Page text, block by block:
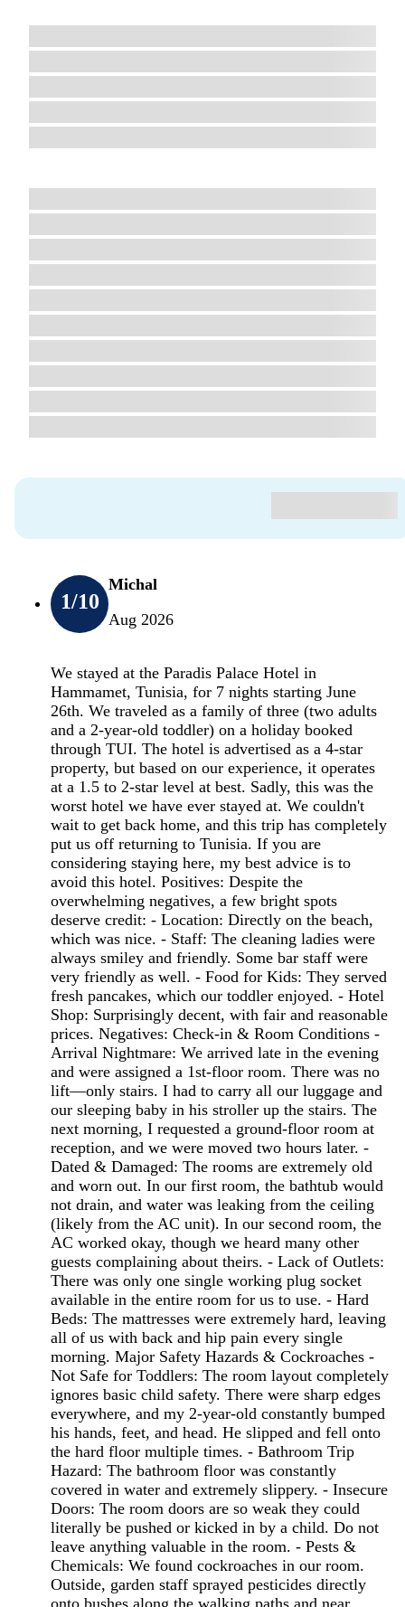
1/10
Michal
Aug 2026
We stayed at the Paradis Palace Hotel in
Hammamet, Tunisia, for 7 nights starting June
26th. We traveled as a family of three (two adults
and a 2-year-old toddler) on a holiday booked
through TUI. The hotel is advertised as a 4-star
property, but based on our experience, it operates
at a 1.5 to 2-star level at best. Sadly, this was the
worst hotel we have ever stayed at. We couldn't
wait to get back home, and this trip has completely
put us off returning to Tunisia. If you are
considering staying here, my best advice is to
avoid this hotel. Positives: Despite the
overwhelming negatives, a few bright spots
deserve credit: - Location: Directly on the beach,
which was nice. - Staff: The cleaning ladies were
always smiley and friendly. Some bar staff were
very friendly as well. - Food for Kids: They served
fresh pancakes, which our toddler enjoyed. - Hotel
Shop: Surprisingly decent, with fair and reasonable
prices. Negatives: Check-in & Room Conditions -
Arrival Nightmare: We arrived late in the evening
and were assigned a 1st-floor room. There was no
lift—only stairs. I had to carry all our luggage and
our sleeping baby in his stroller up the stairs. The
next morning, I requested a ground-floor room at
reception, and we were moved two hours later. -
Dated & Damaged: The rooms are extremely old
and worn out. In our first room, the bathtub would
not drain, and water was leaking from the ceiling
(likely from the AC unit). In our second room, the
AC worked okay, though we heard many other
guests complaining about theirs. - Lack of Outlets:
There was only one single working plug socket
available in the entire room for us to use. - Hard
Beds: The mattresses were extremely hard, leaving
all of us with back and hip pain every single
morning. Major Safety Hazards & Cockroaches -
Not Safe for Toddlers: The room layout completely
ignores basic child safety. There were sharp edges
everywhere, and my 2-year-old constantly bumped
his hands, feet, and head. He slipped and fell onto
the hard floor multiple times. - Bathroom Trip
Hazard: The bathroom floor was constantly
covered in water and extremely slippery. - Insecure
Doors: The room doors are so weak they could
literally be pushed or kicked in by a child. Do not
leave anything valuable in the room. - Pests &
Chemicals: We found cockroaches in our room.
Outside, garden staff sprayed pesticides directly
onto bushes along the walking paths and near